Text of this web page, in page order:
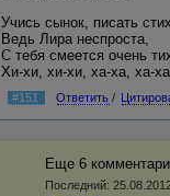
Учись сынок, писать
Ведь Лира неспроста,
С тебя смеется очень
Хи-хи, хи-хи, ха-ха, ха-
#151 Ответить /
Еще 6
Последний: